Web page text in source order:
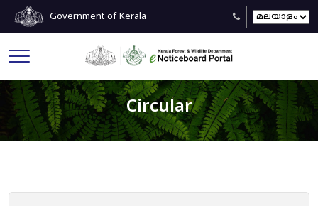
Government of Kerala
Circular